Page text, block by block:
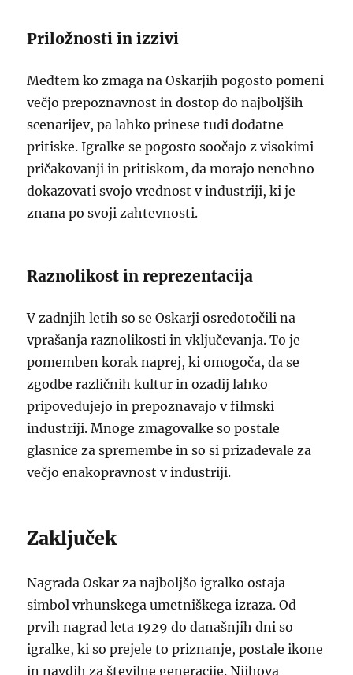
Priložnosti in izzivi
Medtem ko zmaga na Oskarjih pogosto pomeni
večjo prepoznavnost in dostop do najboljših
scenarijev, pa lahko prinese tudi dodatne
pritiske. Igralke se pogosto soočajo z visokimi
pričakovanji in pritiskom, da morajo nenehno
dokazovati svojo vrednost v industriji, ki je
znana po svoji zahtevnosti.
Raznolikost in reprezentacija
V zadnjih letih so se Oskarji osredotočili na
vprašanja raznolikosti in vključevanja. To je
pomemben korak naprej, ki omogoča, da se
zgodbe različnih kultur in ozadij lahko
pripovedujejo in prepoznavajo v filmski
industriji. Mnoge zmagovalke so postale
glasnice za spremembe in so si prizadevale za
večjo enakopravnost v industriji.
Zaključek
Nagrada Oskar za najboljšo igralko ostaja
simbol vrhunskega umetniškega izraza. Od
prvih nagrad leta 1929 do današnjih dni so
igralke, ki so prejele to priznanje, postale ikone
in navdih za številne generacije. Njihova